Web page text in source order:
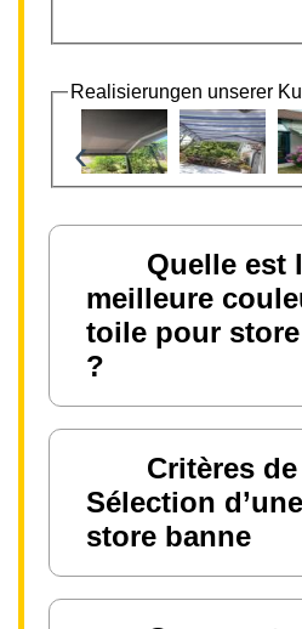
Realisierungen unserer
‹
Quelle est
meilleure
toile pour
?
Critères de
Sélection
store banne